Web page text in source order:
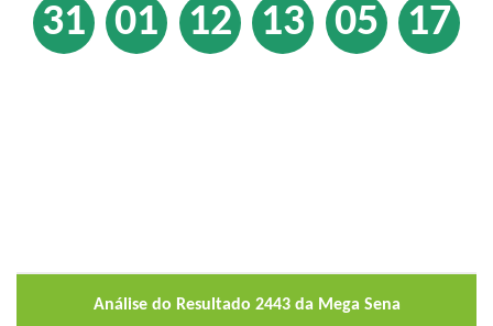
31 01 12 13 05 17
Análise do Resultado 2443 da Mega Sena